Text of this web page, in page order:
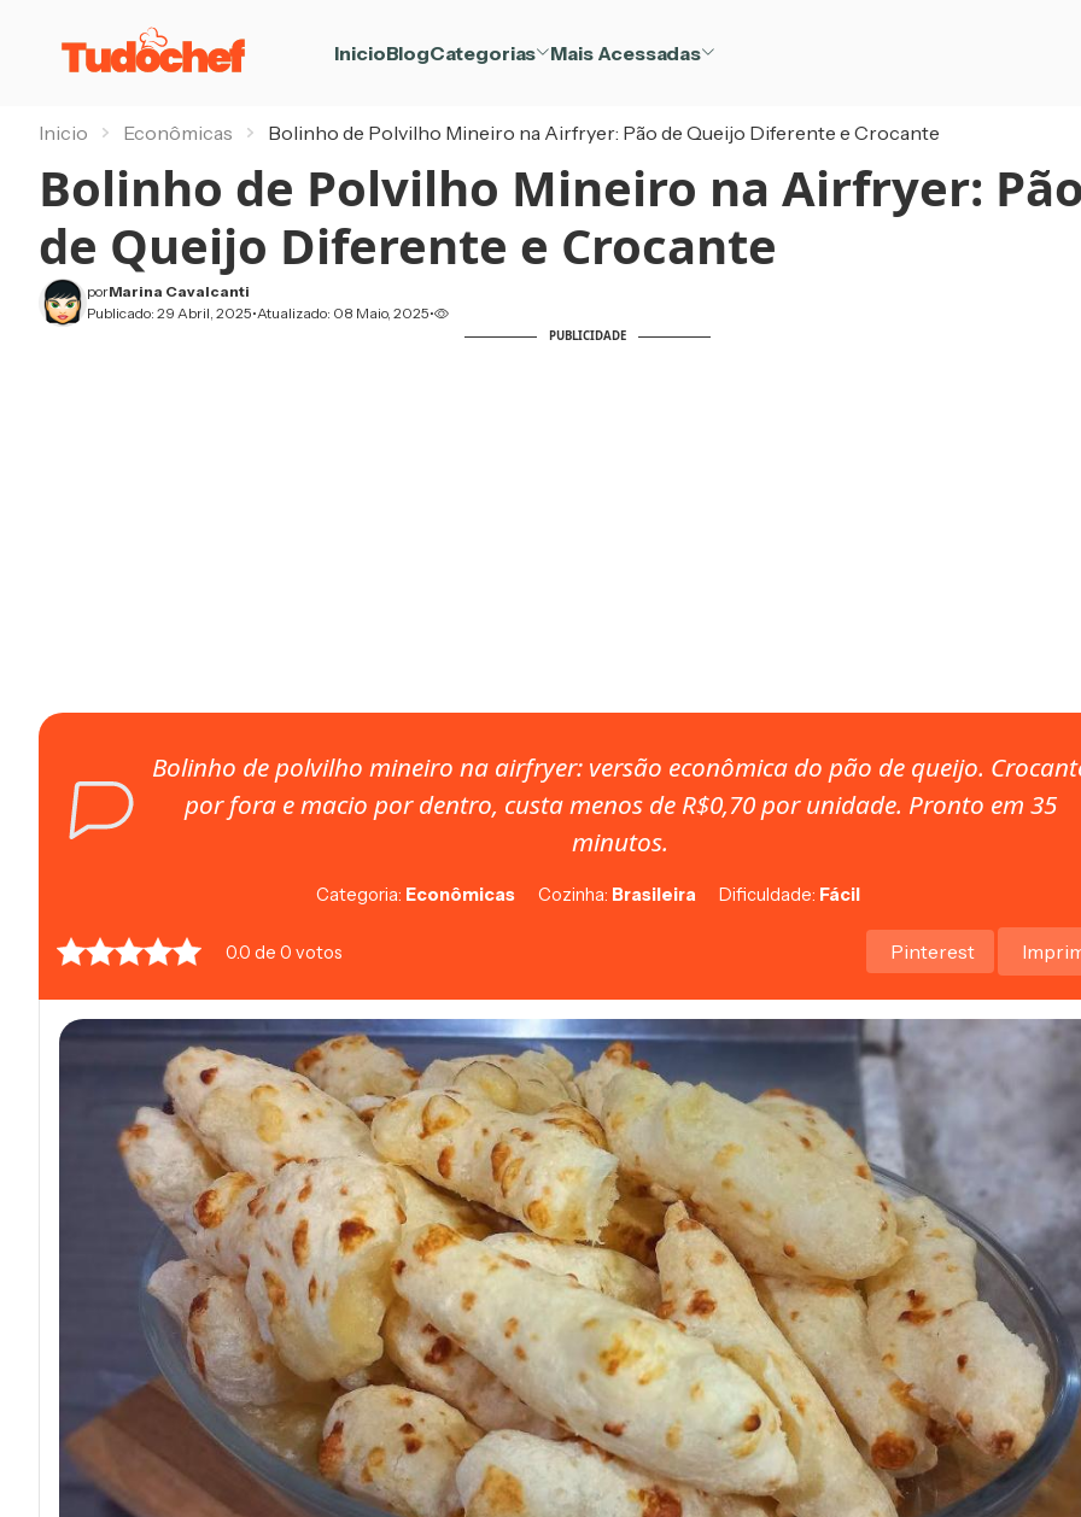
TudoChef
InicioBlogCategorias Mais Acessadas
Inicio Econômicas Bolinho de Polvilho Mineiro na Airfryer: Pão de Queijo Diferente e Crocante
Bolinho de Polvilho Mineiro na Airfryer:
de Queijo Diferente e Crocante
porMarina Cavalcanti
Publicado: 29 Abril, 2025•Atualizado: 08 Maio, 2025•
PUBLICIDADE
Bolinho de polvilho mineiro na airfryer: versão econômica do pão de queijo.
por fora e macio por dentro, custa menos de R$0,70 por unidade. Pronto em 35
minutos.
Categoria: Econômicas Cozinha: Brasileira Dificuldade: Fácil
0.0 de 0 votos Pinterest